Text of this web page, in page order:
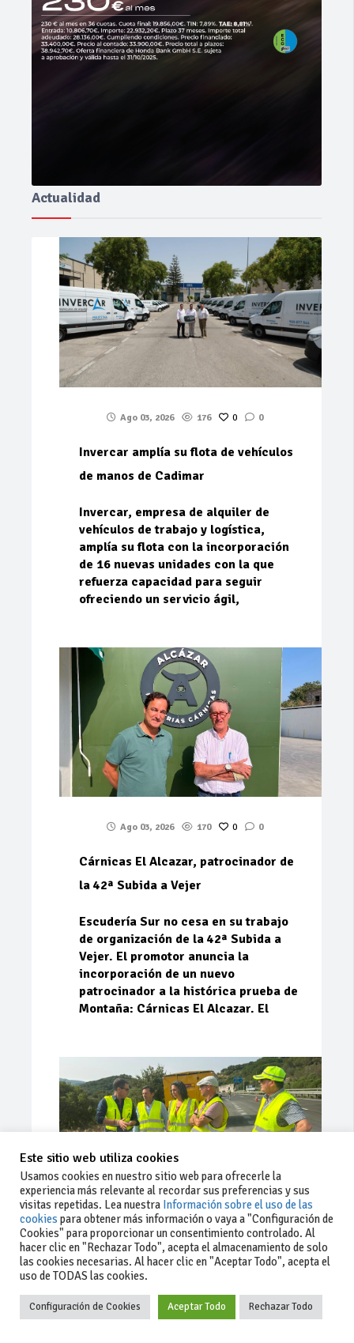
Actualidad
Ago 03, 2026 176 0 0
Invercar amplía su flota de vehículos
de manos de Cadimar
Invercar, empresa de alquiler de
vehículos de trabajo y logística,
amplía su flota con la incorporación
de 16 nuevas unidades con la que
refuerza capacidad para seguir
ofreciendo un servicio ágil,
Ago 03, 2026 170 0 0
Cárnicas El Alcazar, patrocinador de
la 42ª Subida a Vejer
Escudería Sur no cesa en su trabajo
de organización de la 42ª Subida a
Vejer. El promotor anuncia la
incorporación de un nuevo
patrocinador a la histórica prueba de
Montaña: Cárnicas El Alcazar. El
Ago 03, 2026 94 0 0
La Junta implementa mejoras en la
A381 por Los Barrios
Este sitio web utiliza cookies
Usamos cookies en nuestro sitio web para ofrecerle la
experiencia más relevante al recordar sus preferencias y sus
visitas repetidas. Lea nuestra Información sobre el uso de las
cookies para obtener más información o vaya a "Configuración de
Cookies" para proporcionar un consentimiento controlado. Al
hacer clic en "Rechazar Todo", acepta el almacenamiento de solo
las cookies necesarias. Al hacer clic en "Aceptar Todo", acepta el
uso de TODAS las cookies.
Configuración de Cookies Aceptar Todo Rechazar Todo